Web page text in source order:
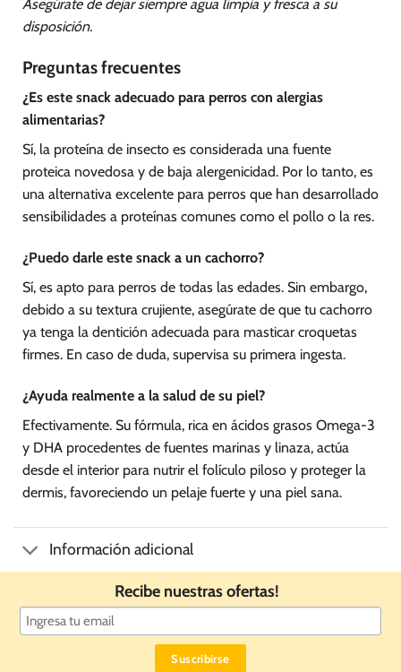
Asegúrate de dejar siempre agua limpia y fresca a su
disposición.
Preguntas frecuentes
¿Es este snack adecuado para perros con alergias
alimentarias?
Sí, la proteína de insecto es considerada una fuente
proteica novedosa y de baja alergenicidad. Por lo tanto, es
una alternativa excelente para perros que han desarrollado
sensibilidades a proteínas comunes como el pollo o la res.
¿Puedo darle este snack a un cachorro?
Sí, es apto para perros de todas las edades. Sin embargo,
debido a su textura crujiente, asegúrate de que tu cachorro
ya tenga la dentición adecuada para masticar croquetas
firmes. En caso de duda, supervisa su primera ingesta.
¿Ayuda realmente a la salud de su piel?
Efectivamente. Su fórmula, rica en ácidos grasos Omega-3
y DHA procedentes de fuentes marinas y linaza, actúa
desde el interior para nutrir el folículo piloso y proteger la
dermis, favoreciendo un pelaje fuerte y una piel sana.
Información adicional
Recibe nuestras ofertas!